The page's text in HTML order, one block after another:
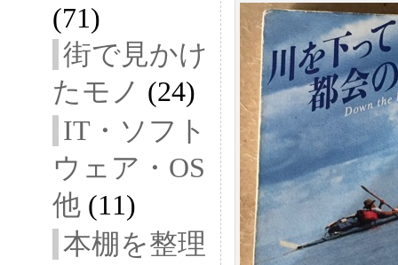
(71)
街で見かけ
たモノ (24)
IT・ソフト
ウェア・OS
他 (11)
本棚を整理